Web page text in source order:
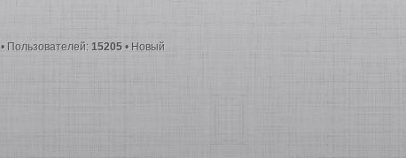
• Пользователей: 15205 • Новый